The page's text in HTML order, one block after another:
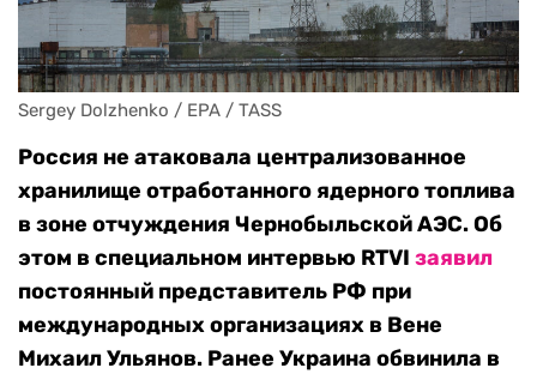
Sergey Dolzhenko / EPA / TASS
Россия не атаковала централизованное
хранилище отработанного ядерного топлива
в зоне отчуждения Чернобыльской АЭС. Об
этом в специальном интервью RTVI заявил
постоянный представитель РФ при
международных организациях в Вене
Михаил Ульянов. Ранее Украина обвинила в